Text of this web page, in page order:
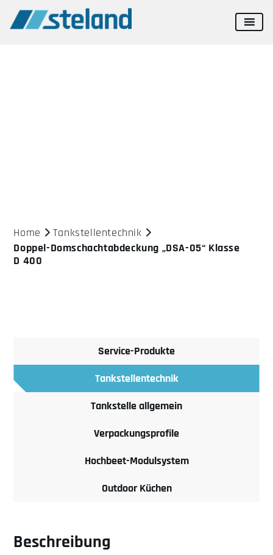
Home
Tankstellentechnik
Doppel-Domschachtabdeckung „DSA-05“ Klasse
D 400
Service-Produkte
Tankstellentechnik
Tankstelle allgemein
Verpackungsprofile
Hochbeet-Modulsystem
Outdoor Küchen
Beschreibung